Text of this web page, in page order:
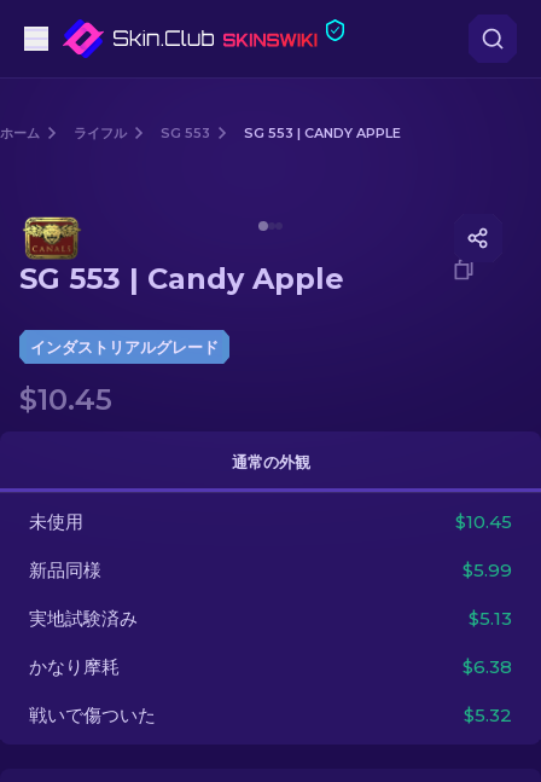
ライフル
スナイパーライフル
ナイフ
グローブ
その他
ホーム ライフル SG 553 SG 553 | CANDY APPLE
SG 553 | Candy Apple
インダストリアルグレード
$10.45
通常の外観
未使用 $10.45
新品同様 $5.99
実地試験済み $5.13
かなり摩耗 $6.38
戦いで傷ついた $5.32